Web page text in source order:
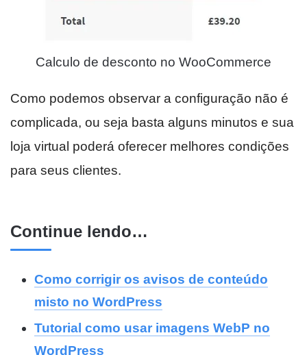
Calculo de desconto no WooCommerce
Como podemos observar a configuração não é
complicada, ou seja basta alguns minutos e sua
loja virtual poderá oferecer melhores condições
para seus clientes.
Continue lendo…
Como corrigir os avisos de conteúdo
misto no WordPress
Tutorial como usar imagens WebP no
WordPress